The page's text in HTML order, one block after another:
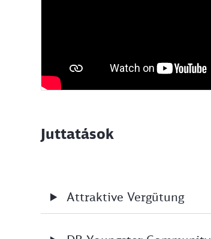
Juttatások
Attraktive Vergütung